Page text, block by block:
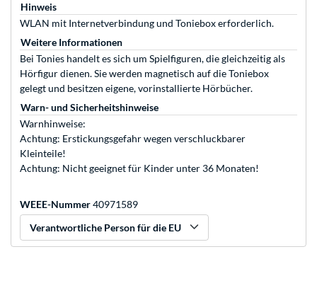
Hinweis
WLAN mit Internetverbindung und Toniebox erforderlich.
Weitere Informationen
Bei Tonies handelt es sich um Spielfiguren, die gleichzeitig als
Hörfigur dienen. Sie werden magnetisch auf die Toniebox
gelegt und besitzen eigene, vorinstallierte Hörbücher.
Warn- und Sicherheitshinweise
Warnhinweise:
Achtung: Erstickungsgefahr wegen verschluckbarer
Kleinteile!
Achtung: Nicht geeignet für Kinder unter 36 Monaten!
WEEE-Nummer40971589
Verantwortliche Person für die EU